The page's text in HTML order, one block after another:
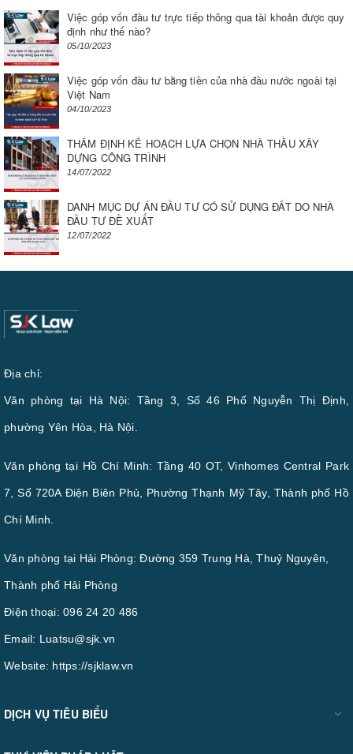
Việc góp vốn đầu tư trực tiếp thông qua tài khoản được quy
định như thế nào?
05/10/2023
Việc góp vốn đầu tư bằng tiền của nhà đầu nước ngoài tại
Việt Nam
04/10/2023
THẨM ĐỊNH KẾ HOẠCH LỰA CHỌN NHÀ THẦU XÂY
DỰNG CÔNG TRÌNH
14/07/2022
DANH MỤC DỰ ÁN ĐẦU TƯ CÓ SỬ DỤNG ĐẤT DO NHÀ
ĐẦU TƯ ĐỀ XUẤT
12/07/2022
Địa chỉ:
Văn phòng tại Hà Nội: Tầng 3, Số 46 Phố Nguyễn Thị Định,
phường Yên Hòa, Hà Nội.
Văn phòng tại Hồ Chí Minh: Tầng 40 OT, Vinhomes Central Park
7, Số 720A Điện Biên Phủ, Phường Thạnh Mỹ Tây, Thành phố Hồ
Chí Minh.
Văn phòng tại Hải Phòng: Đường 359 Trung Hà, Thuỷ Nguyên,
Thành phố Hải Phòng
Điện thoại: 096 24 20 486
Email: Luatsu@sjk.vn
Website: https://sjklaw.vn
DỊCH VỤ TIÊU BIỂU